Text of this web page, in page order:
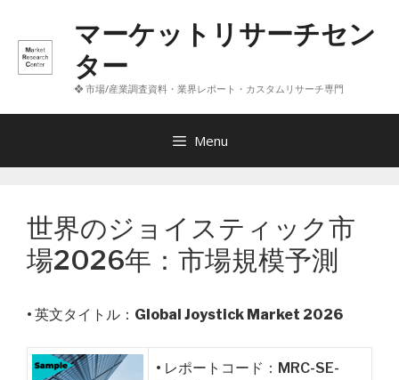
へ
マーケットリサーチセン
ター
❖ 市場/産業調査資料・業界レポート・カスタムリサーチ専門
Menu
世界のジョイスティック市
場2026年：市場規模予測
• 英文タイトル： Global Joystick Market 2026
• レポートコード：MRC-SE-